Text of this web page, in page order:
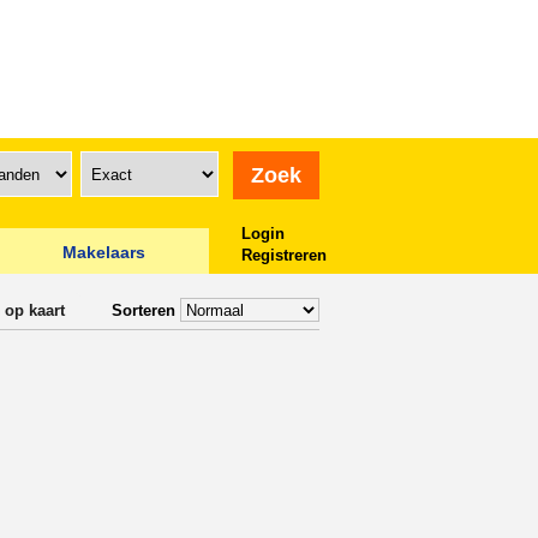
Makelaars
Login
Registreren
Sorteren
op kaart